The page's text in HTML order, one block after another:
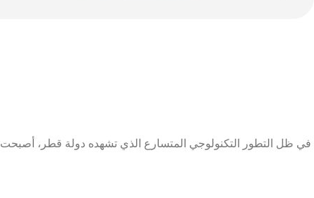
في ظل التطور التكنولوجي المتسارع الذي تشهده دولة قطر، أصبحت